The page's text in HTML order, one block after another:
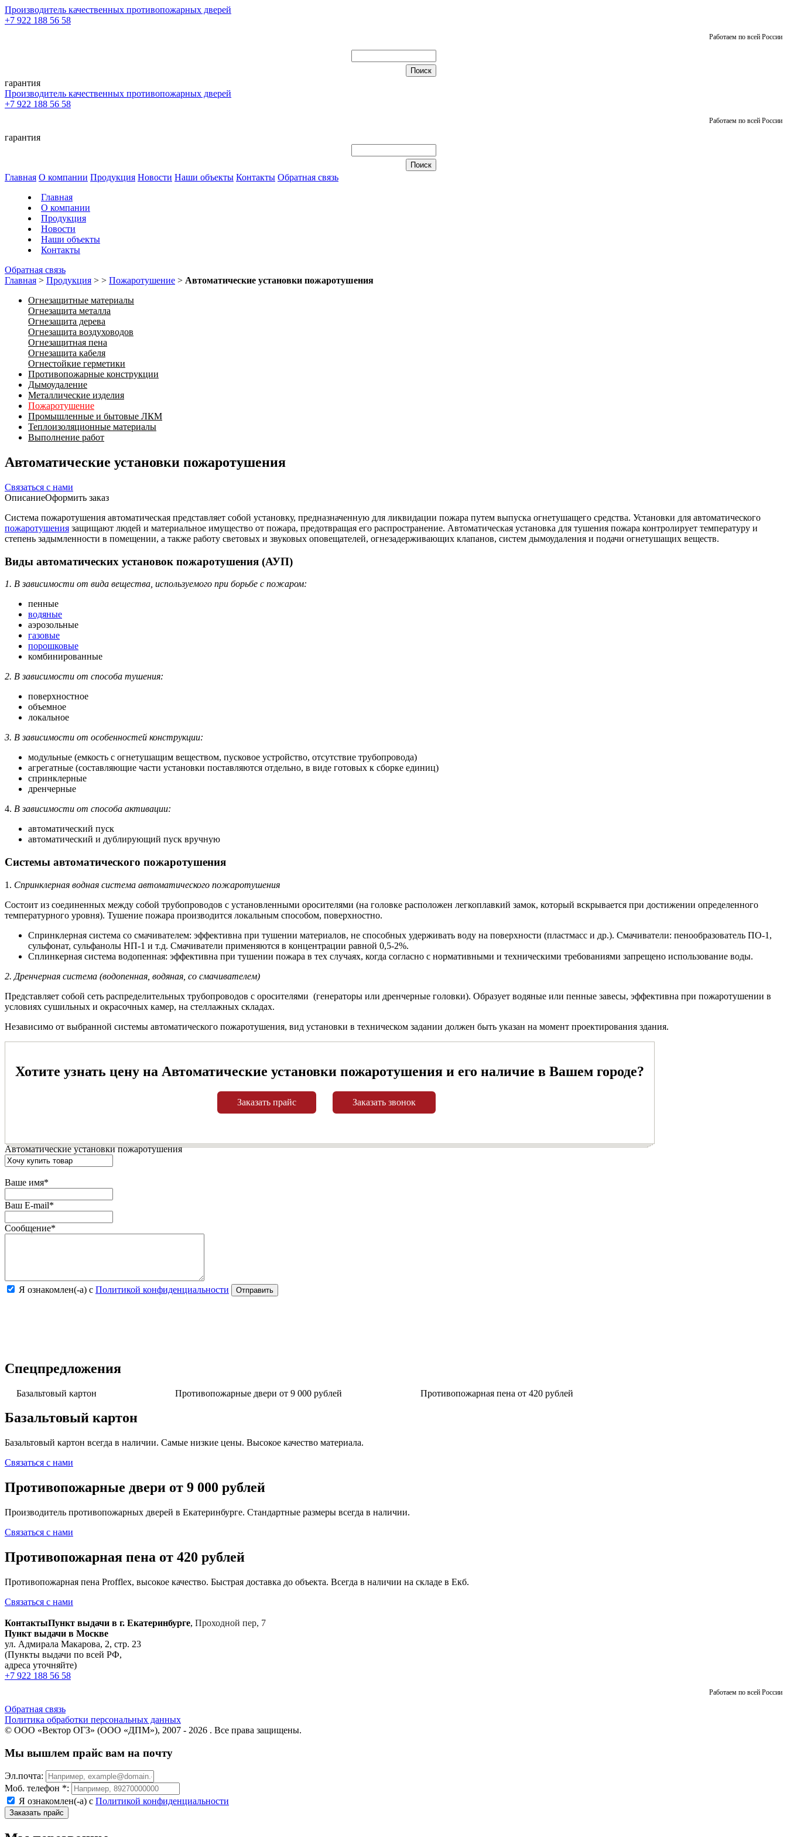
Производитель качественных противопожарных дверей
+7 922 188 56 58
Работаем по всей России
гарантия
Производитель качественных противопожарных дверей
+7 922 188 56 58
Работаем по всей России
гарантия
Главная О компании Продукция Новости Наши объекты Контакты Обратная связь
Главная
О компании
Продукция
Новости
Наши объекты
Контакты
Обратная связь
Главная > Продукция > > Пожаротушение > Автоматические установки пожаротушения
Огнезащитные материалы
Огнезащита металла
Огнезащита дерева
Огнезащита воздуховодов
Огнезащитная пена
Огнезащита кабеля
Огнестойкие герметики
Противопожарные конструкции
Дымоудаление
Металлические изделия
Пожаротушение
Промышленные и бытовые ЛКМ
Теплоизоляционные материалы
Выполнение работ
Автоматические установки пожаротушения
Связаться с нами
ОписаниеОформить заказ
Система пожаротушения автоматическая представляет собой установку, предназначенную для ликвидации пожара путем выпуска огнетушащего средства. Установки для автоматического
пожаротушения защищают людей и материальное имущество от пожара, предотвращая его распространение. Автоматическая установка для тушения пожара контролирует температуру и
степень задымленности в помещении, а также работу световых и звуковых оповещателей, огнезадерживающих клапанов, систем дымоудаления и подачи огнетушащих веществ.
Виды автоматических установок пожаротушения (АУП)
1. В зависимости от вида вещества, используемого при борьбе с пожаром:
пенные
водяные
аэрозольные
газовые
порошковые
комбинированные
2. В зависимости от способа тушения:
поверхностное
объемное
локальное
3. В зависимости от особенностей конструкции:
модульные (емкость с огнетушащим веществом, пусковое устройство, отсутствие трубопровода)
агрегатные (составляющие части установки поставляются отдельно, в виде готовых к сборке единиц)
спринклерные
дренчерные
4. В зависимости от способа активации:
автоматический пуск
автоматический и дублирующий пуск вручную
Системы автоматического пожаротушения
1. Спринклерная водная система автоматического пожаротушения
Состоит из соединенных между собой трубопроводов с установленными оросителями (на головке расположен легкоплавкий замок, который вскрывается при достижении определенного
температурного уровня). Тушение пожара производится локальным способом, поверхностно.
Спринклерная система со смачивателем: эффективна при тушении материалов, не способных удерживать воду на поверхности (пластмасс и др.). Смачиватели: пенообразователь ПО-1,
сульфонат, сульфанолы НП-1 и т.д. Смачиватели применяются в концентрации равной 0,5-2%.
Сплинкерная система водопенная: эффективна при тушении пожара в тех случаях, когда согласно с нормативными и техническими требованиями запрещено использование воды.
2. Дренчерная система (водопенная, водяная, со смачивателем)
Представляет собой сеть распределительных трубопроводов с оросителями (генераторы или дренчерные головки). Образует водяные или пенные завесы, эффективна при пожаротушении в
условиях сушильных и окрасочных камер, на стеллажных складах.
Независимо от выбранной системы автоматического пожаротушения, вид установки в техническом задании должен быть указан на момент проектирования здания.
Хотите узнать цену на Автоматические установки пожаротушения и его наличие в Вашем городе?
Заказать прайс Заказать звонок
Автоматические установки пожаротушения
Ваше имя*
Ваш E-mail*
Сообщение*
Я ознакомлен(-а) с Политикой конфиденциальности
Спецпредложения
Базальтовый картон Противопожарные двери от 9 000 рублей Противопожарная пена от 420 рублей
Базальтовый картон
Базальтовый картон всегда в наличии. Самые низкие цены. Высокое качество материала.
Связаться с нами
Противопожарные двери от 9 000 рублей
Производитель противопожарных дверей в Екатеринбурге. Стандартные размеры всегда в наличии.
Связаться с нами
Противопожарная пена от 420 рублей
Противопожарная пена Profflex, высокое качество. Быстрая доставка до объекта. Всегда в наличии на складе в Екб.
Связаться с нами
КонтактыПункт выдачи в г. Екатеринбурге, Проходной пер, 7
Пункт выдачи в Москве
ул. Адмирала Макарова, 2, стр. 23
(Пункты выдачи по всей РФ,
адреса уточняйте)
+7 922 188 56 58
Работаем по всей России
Обратная связь
Политика обработки персональных данных
© ООО «Вектор ОГЗ» (ООО «ДПМ»), 2007 - 2026 . Все права защищены.
Мы вышлем прайс вам на почту
Эл.почта:
Моб. телефон *:
Я ознакомлен(-а) с Политикой конфиденциальности